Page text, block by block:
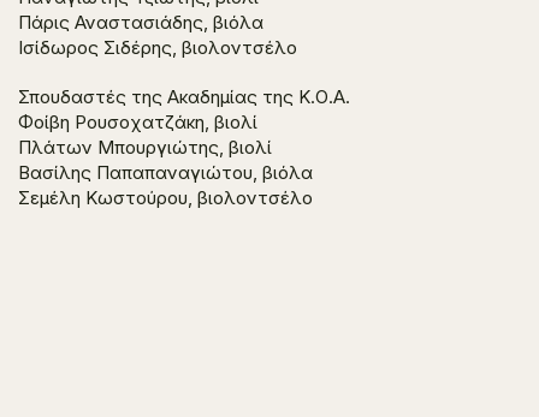
Πάρις Αναστασιάδης, βιόλα
Ισίδωρος Σιδέρης, βιολοντσέλο
Σπουδαστές της Ακαδημίας της Κ.Ο.Α.
Φοίβη Ρουσοχατζάκη, βιολί
Πλάτων Μπουργιώτης, βιολί
Βασίλης Παπαπαναγιώτου, βιόλα
Σεμέλη Κωστούρου, βιολοντσέλο